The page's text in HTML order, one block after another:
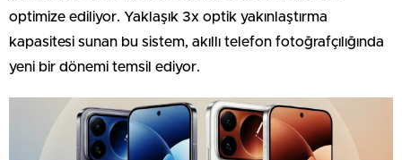
optimize ediliyor. Yaklaşık 3x optik yakınlaştırma
kapasitesi sunan bu sistem, akıllı telefon fotoğrafçılığında
yeni bir dönemi temsil ediyor.